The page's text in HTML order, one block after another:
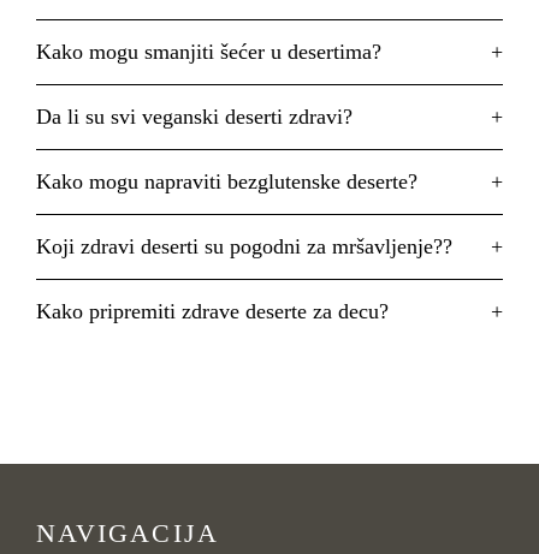
Kako mogu smanjiti šećer u desertima?
Da li su svi veganski deserti zdravi?
Kako mogu napraviti bezglutenske deserte?
Koji zdravi deserti su pogodni za mršavljenje??
Kako pripremiti zdrave deserte za decu?
NAVIGACIJA